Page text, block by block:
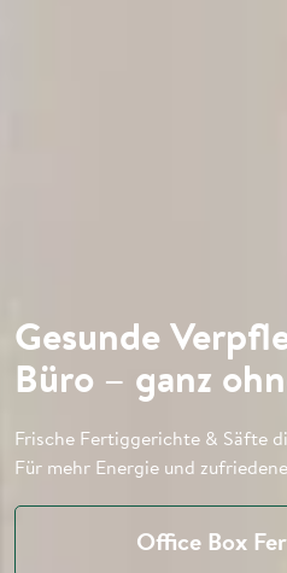
Gesunde
Büro – ganz
Frische Fertiggerichte & Säfte
Für mehr Energie und
Office Box